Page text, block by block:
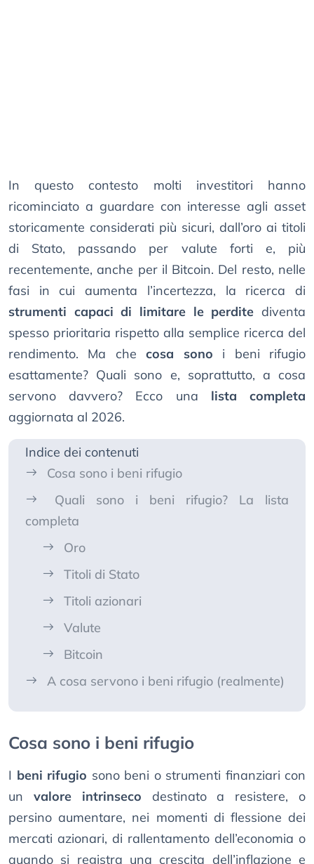
In questo contesto molti investitori hanno
ricominciato a guardare con interesse agli asset
storicamente considerati più sicuri, dall’oro ai titoli
di Stato, passando per valute forti e, più
recentemente, anche per il Bitcoin. Del resto, nelle
fasi in cui aumenta l’incertezza, la ricerca di
strumenti capaci di limitare le perdite diventa
spesso prioritaria rispetto alla semplice ricerca del
rendimento. Ma checosa sono i beni rifugio
esattamente? Quali sono e, soprattutto, a cosa
servono davvero? Ecco una lista completa
aggiornata al 2026.
Indice dei contenuti
Cosa sono i beni rifugio
Quali sono i beni rifugio? La lista
completa
Oro
Titoli di Stato
Titoli azionari
Valute
Bitcoin
A cosa servono i beni rifugio (realmente)
Cosa sono i beni rifugio
I beni rifugio sono beni o strumenti finanziari con
un valore intrinseco destinato a resistere, o
persino aumentare, nei momenti di flessione dei
mercati azionari, di rallentamento dell’economia o
quando si registra una crescita dell’inflazione e